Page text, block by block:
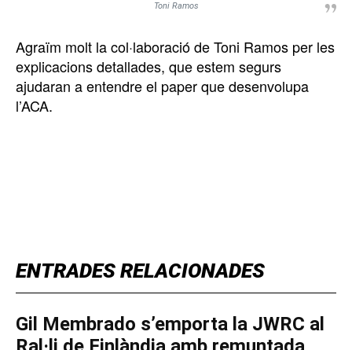
ENTRADES RELACIONADES
Gil Membrado s’emporta la JWRC al
Toni Ramos
Agraïm molt la col·laboració de Toni Ramos per les
explicacions detallades, que estem segurs
ajudaran a entendre el paper que desenvolupa
l’ACA.